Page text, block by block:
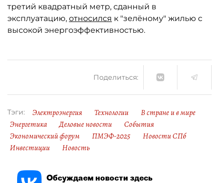
третий квадратный метр, сданный в
эксплуатацию, относился к "зелёному" жилью с
высокой энергоэффективностью.
Поделиться:
Тэги: Электроэнергия Технологии
В стране и в мире
Энергетика
Деловые новости
События
Экономический форум
ПМЭФ-2025
Новости СПб
Инвестиции
Новость
Обсуждаем новости здесь